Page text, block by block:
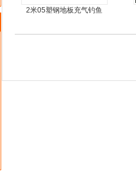
2米05塑钢地板充气钓鱼